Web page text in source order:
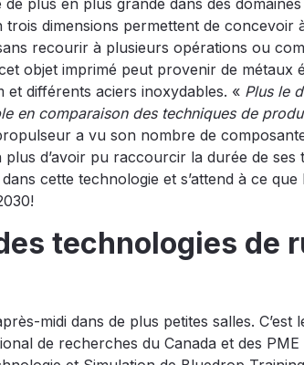
plus en plus grande dans des
trois dimensions permettent de concevoir
recourir à plusieurs opérations ou
objet imprimé peut provenir de métaux
et différents aciers inoxydables. « Plus le
en comparaison des techniques de
a vu son nombre de
d’avoir pu raccourcir la durée de ses
cette technologie et s’attend à ce
technologies de
midi dans de plus petites salles. C’est
de recherches du Canada et des PME